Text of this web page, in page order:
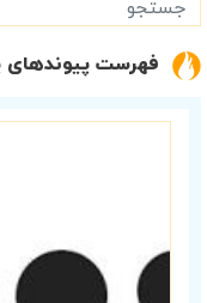
فهرست پیوندهای